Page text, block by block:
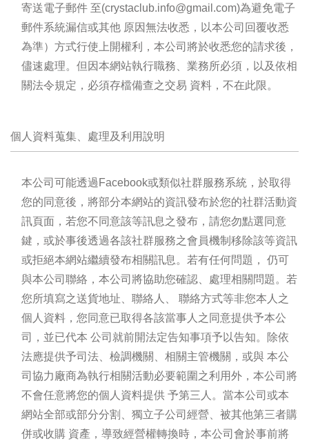
寄送電子郵件 至(crystaclub.info@gmail.com)為避免電子
郵件系統漏信或其他 原因無法收悉，以本公司回覆收悉
為準）方式行使上開權利，本公司將於收悉您的請求後，
儘速處理。但因本網站執行職務、業務所必須，以及依相
關法令規定，必須存檔備查之交易 資料，不在此限。
個人資料蒐集、處理及利用說明
本公司可能透過Facebook或類似社群服務系統，於取得
您的同意後，將部分本網站的資訊發布於您的社群活動資
訊頁面，若您不同意該等訊息之發布，請您勿點選同意
鍵，或於事後透過各該社群服務之會員機制移除該等資訊
或拒絕本網站繼續發布相關訊息。若有任何問題， 仍可
與本公司聯絡，本公司將協助您確認、處理相關問題。若
您所填寫之送貨地址、聯絡人、 聯絡方式等非您本人之
個人資料，您同意已取得各該當事人之同意提供予本公
司，並已代本 公司就前開法定告知事項予以告知。除依
法應提供予司法、檢調機關、相關主管機關，或與 本公
司協力廠商為執行相關活動必要範圍之利用外，本公司將
不會任意將您的個人資料提供 予第三人。當本公司或本
網站全部或部分分割、獨立子公司經營、被其他第三者購
併或收購 資產，導致經營權轉換時，本公司會於事前將